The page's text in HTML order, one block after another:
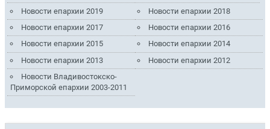
Новости епархии 2019
Новости епархии 2018
Новости епархии 2017
Новости епархии 2016
Новости епархии 2015
Новости епархии 2014
Новости епархии 2013
Новости епархии 2012
Новости Владивостокско-
Приморской епархии 2003-2011